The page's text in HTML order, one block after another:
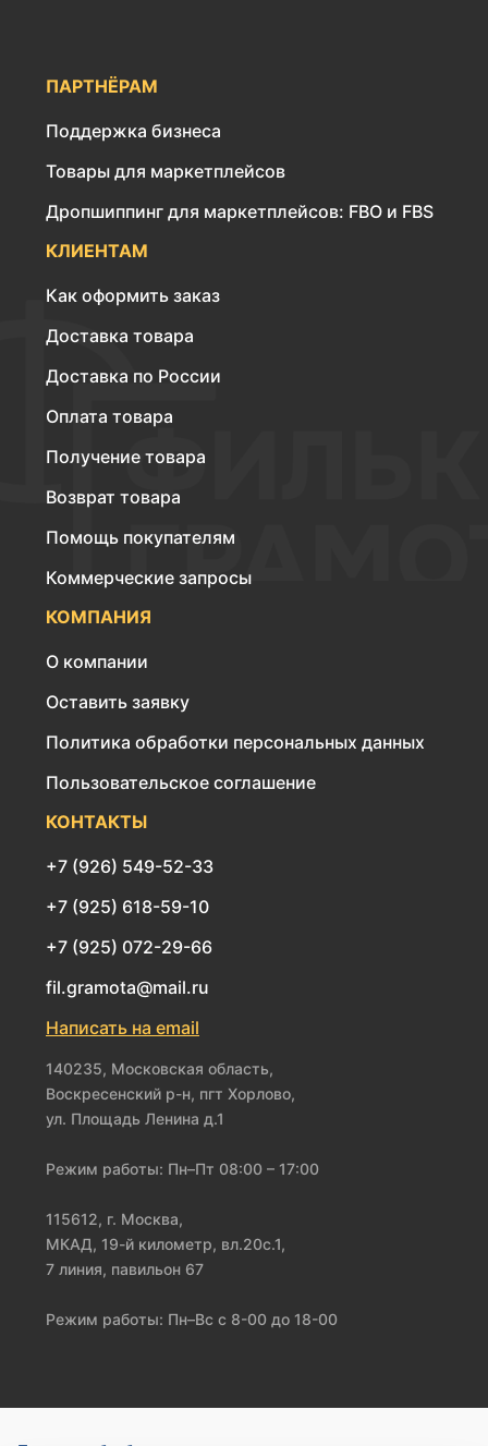
ПАРТНЁРАМ
Поддержка бизнеса
Товары для маркетплейсов
Дропшиппинг для маркетплейсов: FBO и FBS
КЛИЕНТАМ
Как оформить заказ
Доставка товара
Доставка по России
Оплата товара
Получение товара
Возврат товара
Помощь покупателям
Коммерческие запросы
КОМПАНИЯ
О компании
Оставить заявку
Политика обработки персональных данных
Пользовательское соглашение
КОНТАКТЫ
+7 (926) 549-52-33
+7 (925) 618-59-10
+7 (925) 072-29-66
fil.gramota@mail.ru
Написать на email
140235, Московская область,
Воскресенский р-н, пгт Хорлово,
ул. Площадь Ленина д.1
Режим работы: Пн–Пт 08:00 – 17:00
115612, г. Москва,
МКАД, 19-й километр, вл.20с.1,
7 линия, павильон 67
Режим работы: Пн–Вс с 8-00 до 18-00